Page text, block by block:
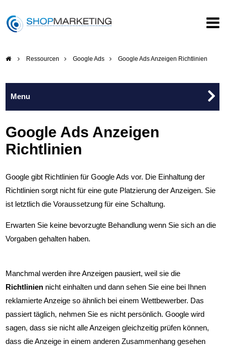
Ressourcen Google Ads Google Ads Anzeigen Richtlinien
Google Ads Strategie
Google Ads Vorbereitung
Google Ads Platzierungen
Google Ads Controlling
Google Ads Prozessablauf
Google Ads Kontenaufbau
Google Ads Anzeigen
Google Ads Anzeigen
Richtlinien
Google gibt Richtlinien für Google Ads vor. Die Einhaltung der
Richtlinien sorgt nicht für eine gute Platzierung der Anzeigen. Sie
ist letztlich die Voraussetzung für eine Schaltung.
Erwarten Sie keine bevorzugte Behandlung wenn Sie sich an die
Vorgaben gehalten haben.
Manchmal werden ihre Anzeigen pausiert, weil sie die
Richtlinien nicht einhalten und dann sehen Sie eine bei Ihnen
reklamierte Anzeige so ähnlich bei einem Wettbewerber. Das
passiert täglich, nehmen Sie es nicht persönlich. Google wird
sagen, dass sie nicht alle Anzeigen gleichzeitig prüfen können,
dass die Anzeige in einem anderen Zusammenhang gesehen